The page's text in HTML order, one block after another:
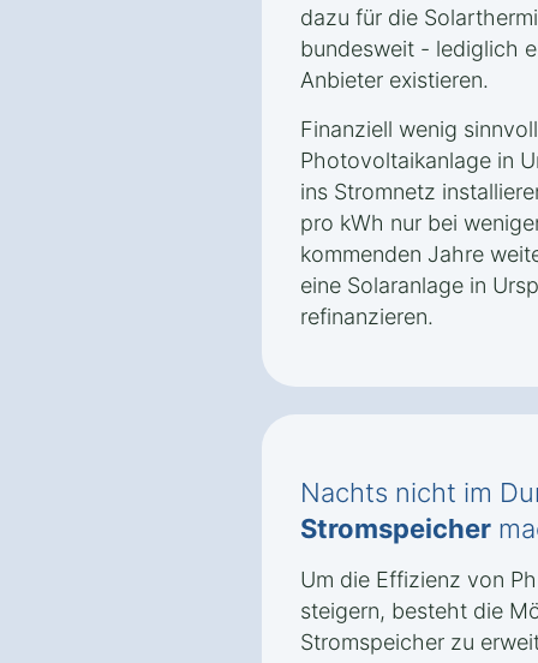
dazu für die
bundesweit - lediglich
Anbieter existieren.
Finanziell wenig
Photovoltaikanlage in
ins Stromnetz
pro kWh nur bei
kommenden Jahre
eine Solaranlage in
refinanzieren.
Nachts nicht im
Stromspeicher
Um die Effizienz von
steigern, besteht die
Stromspeicher zu